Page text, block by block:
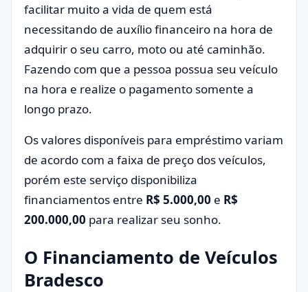
facilitar muito a vida de quem está
necessitando de auxílio financeiro na hora de
adquirir o seu carro, moto ou até caminhão.
Fazendo com que a pessoa possua seu veículo
na hora e realize o pagamento somente a
longo prazo.
Os valores disponíveis para empréstimo variam
de acordo com a faixa de preço dos veículos,
porém este serviço disponibiliza
financiamentos entre R$ 5.000,00 e R$
200.000,00 para realizar seu sonho.
O Financiamento de Veículos
Bradesco